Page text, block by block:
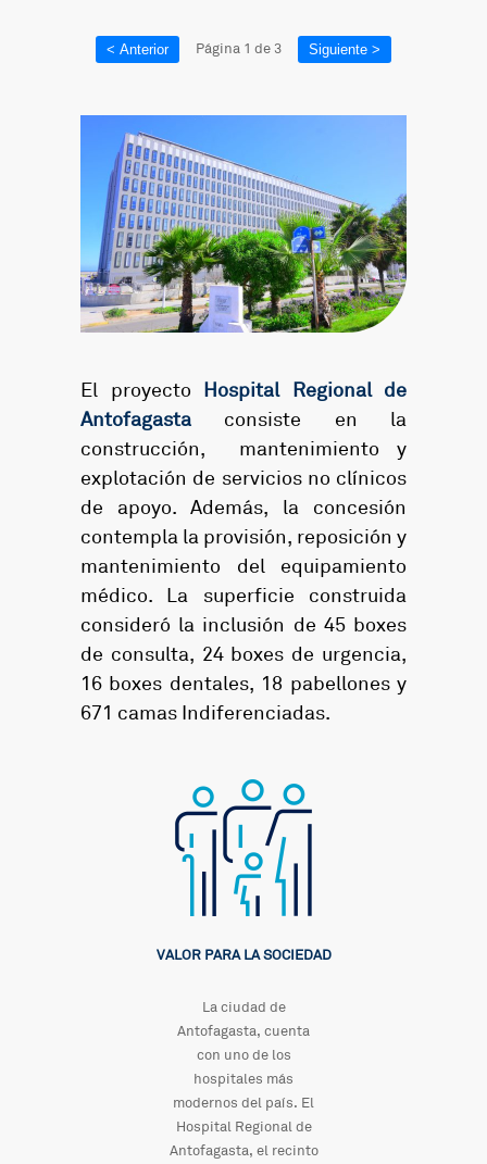
< Anterior Página 1 de 3 Siguiente >
El proyecto Hospital Regional de
Antofagasta consiste en la
construcción, mantenimiento y
explotación de servicios no clínicos
de apoyo. Además, la concesión
contempla la provisión, reposición y
mantenimiento del equipamiento
médico. La superficie construida
consideró la inclusión de 45 boxes
de consulta, 24 boxes de urgencia,
16 boxes dentales, 18 pabellones y
671 camas Indiferenciadas.
VALOR PARA LA SOCIEDAD
La ciudad de
Antofagasta, cuenta
con uno de los
hospitales más
modernos del país. El
Hospital Regional de
Antofagasta, el recinto